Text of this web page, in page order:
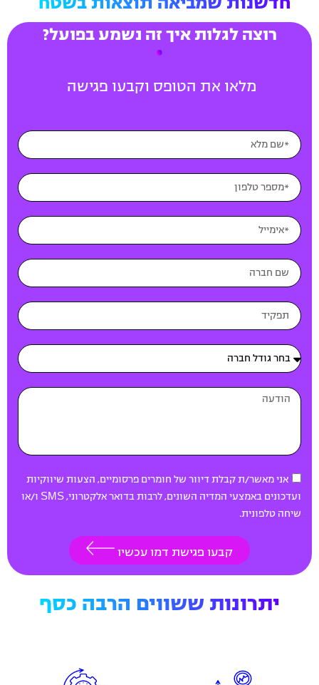
רוצה לגלות איך זה נשמע בפועל?
מלאו את הטופס וקבעו פגישה
אני מאשר/ת קבלת דיוור של חומרים פרסומיים, הצעות שיווקיות
ועדכונים באמצעי המדיה השונים, לרבות בדואר אלקטרוני, SMS ו/או
שיחה טלפונית.
קבעו פגישת דמו עכשיו
יתרונות ששווים הרבה כסף